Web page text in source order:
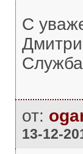
С
от:
13-12-